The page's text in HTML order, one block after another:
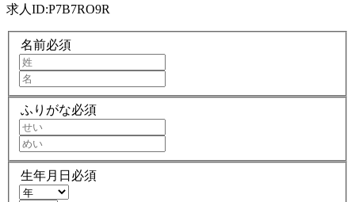
求人ID:P7B7RO9R
名前必須
ふりがな必須
生年月日 必須